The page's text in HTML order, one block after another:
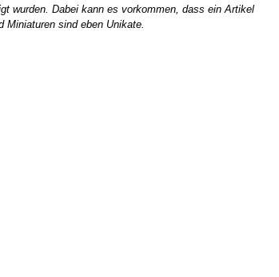
wurden. Dabei kann es vorkommen, dass ein Artikel
sind eben Unikate.